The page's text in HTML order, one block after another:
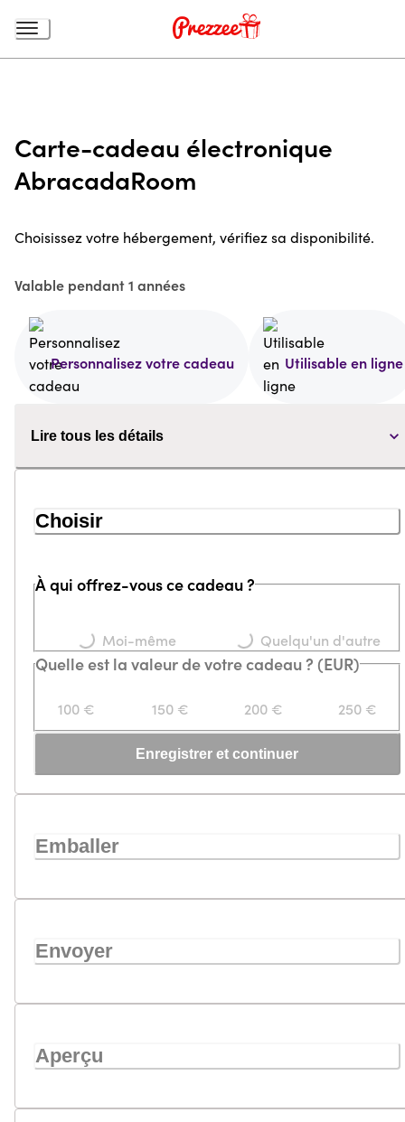
Carte-cadeau électronique
AbracadaRoom
Choisissez votre hébergement, vérifiez sa disponibilité.
Valable pendant 1 années
Personnalisez votre cadeau Utilisable en ligne
Lire tous les détails
Choisir
À qui offrez-vous ce cadeau ?
Moi-même Quelqu'un d'autre
Quelle est la valeur de votre cadeau ? (EUR)
100 € 150 € 200 € 250 €
Enregistrer et continuer
Emballer
Envoyer
Aperçu